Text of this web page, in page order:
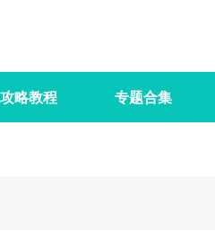
攻略教程 专题合集